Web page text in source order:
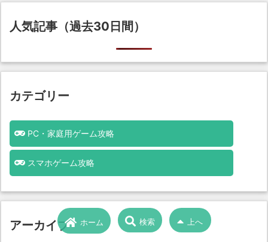
人気記事（過去30日間）
カテゴリー
PC・家庭用ゲーム攻略
スマホゲーム攻略
アーカイブ ホーム 検索 上へ